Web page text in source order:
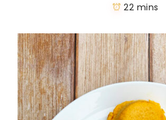
22 mins